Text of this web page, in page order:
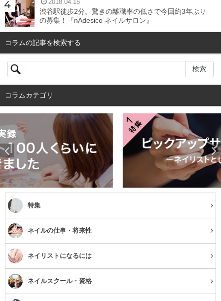
「アイネイルズ横浜店」のワークスタイル
外部研修あり ボーナス・賞与あり
独立・開業支援 認定講師在籍
産休・育休制度 午後出勤
時短勤務 海外勤務
このサロンの求人を見る
将来独立したいという人、大歓迎！
ネイリストの働きたい環境・満足度を何よりも大
2018.04.15
渋谷駅徒歩2分。驚きの離職率の低さで今回約3年ぶり
の募集！『nAdesico ネイルサロン』
コラムの記事を検索する
コラムカテゴリ
特集
ネイルの仕事・将来性
ネイリストになるには
ネイルスクール・資格